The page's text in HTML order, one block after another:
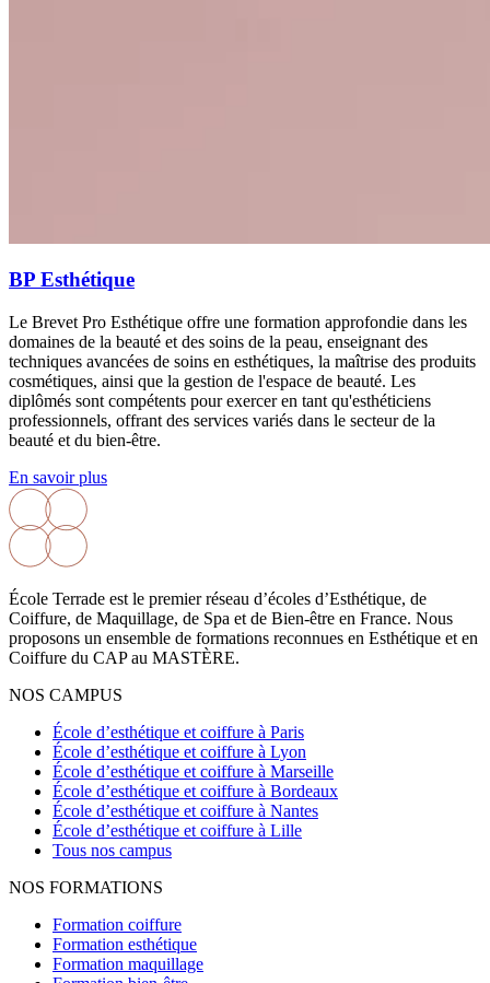
BP Esthétique
Le Brevet Pro Esthétique offre une formation approfondie dans les
domaines de la beauté et des soins de la peau, enseignant des
techniques avancées de soins en esthétiques, la maîtrise des produits
cosmétiques, ainsi que la gestion de l'espace de beauté. Les
diplômés sont compétents pour exercer en tant qu'esthéticiens
professionnels, offrant des services variés dans le secteur de la
beauté et du bien-être.
En savoir plus
École Terrade est le premier réseau d’écoles d’Esthétique, de
Coiffure, de Maquillage, de Spa et de Bien-être en France. Nous
proposons un ensemble de formations reconnues en Esthétique et en
Coiffure du CAP au MASTÈRE.
NOS CAMPUS
École d’esthétique et coiffure à Paris
École d’esthétique et coiffure à Lyon
École d’esthétique et coiffure à Marseille
École d’esthétique et coiffure à Bordeaux
École d’esthétique et coiffure à Nantes
École d’esthétique et coiffure à Lille
Tous nos campus
NOS FORMATIONS
Formation coiffure
Formation esthétique
Formation maquillage